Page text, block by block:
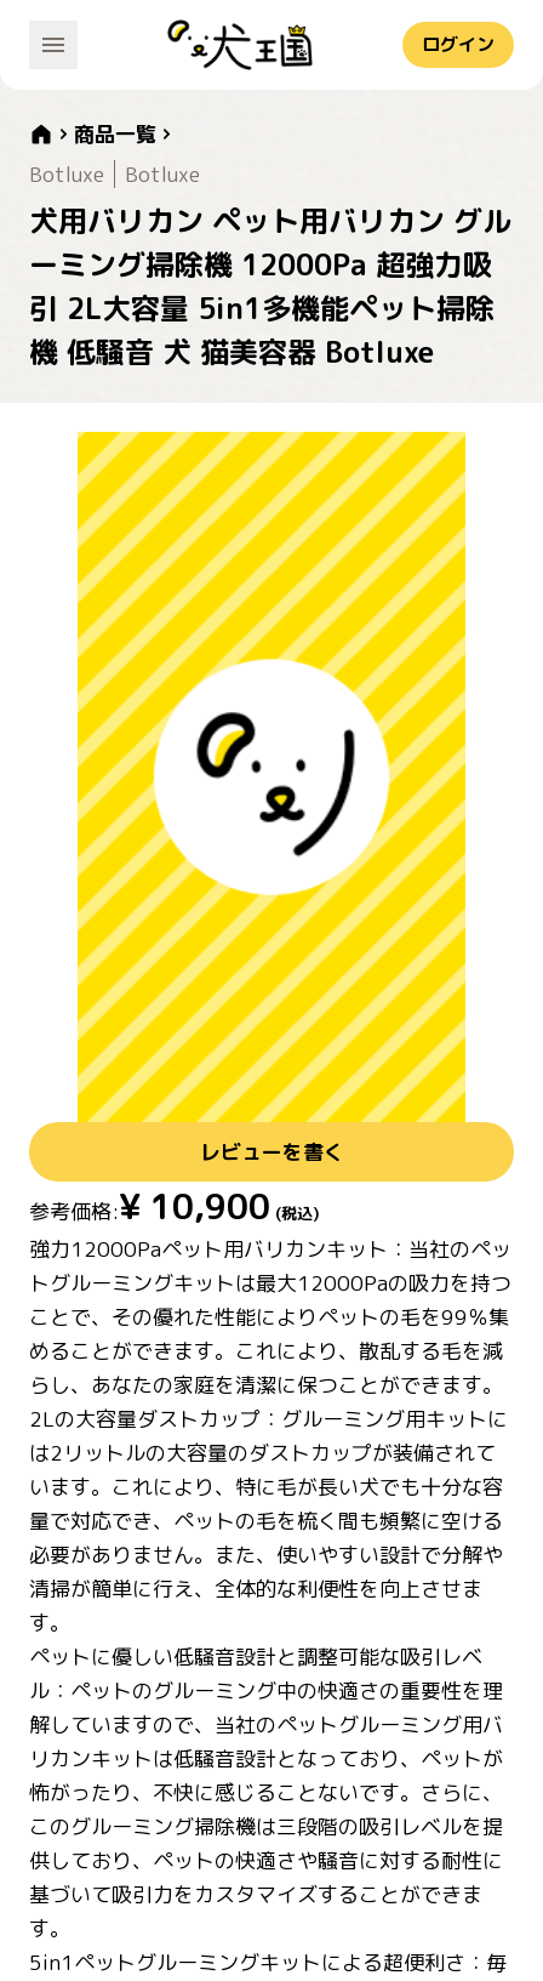
ログイン
商品一覧
Botluxe
Botluxe
犬用バリカン ペット用バリカン グル
ーミング掃除機 12000Pa 超強力吸
引 2L大容量 5in1多機能ペット掃除
機 低騒音 犬 猫美容器 Botluxe
レビューを書く
参考価格:¥ 10,900 (税込)
強力12000Paペット用バリカンキット：当社のペッ
トグルーミングキットは最大12000Paの吸力を持つ
ことで、その優れた性能によりペットの毛を99％集
めることができます。これにより、散乱する毛を減
らし、あなたの家庭を清潔に保つことができます。
2Lの大容量ダストカップ：グルーミング用キットに
は2リットルの大容量のダストカップが装備されて
います。これにより、特に毛が長い犬でも十分な容
量で対応でき、ペットの毛を梳く間も頻繁に空ける
必要がありません。また、使いやすい設計で分解や
清掃が簡単に行え、全体的な利便性を向上させま
す。
ペットに優しい低騒音設計と調整可能な吸引レベ
ル：ペットのグルーミング中の快適さの重要性を理
解していますので、当社のペットグルーミング用バ
リカンキットは低騒音設計となっており、ペットが
怖がったり、不快に感じることないです。さらに、
このグルーミング掃除機は三段階の吸引レベルを提
供しており、ペットの快適さや騒音に対する耐性に
基づいて吸引力をカスタマイズすることができま
す。
5in1ペットグルーミングキットによる超便利さ：毎